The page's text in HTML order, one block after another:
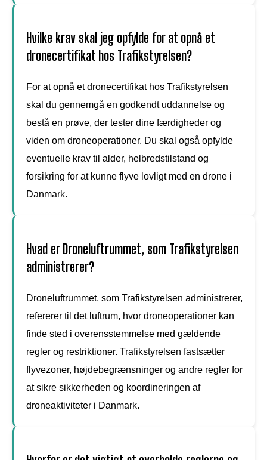
Hvilke krav skal jeg opfylde for at opnå et
dronecertifikat hos Trafikstyrelsen?
For at opnå et dronecertifikat hos Trafikstyrelsen
skal du gennemgå en godkendt uddannelse og
bestå en prøve, der tester dine færdigheder og
viden om droneoperationer. Du skal også opfylde
eventuelle krav til alder, helbredstilstand og
forsikring for at kunne flyve lovligt med en drone i
Danmark.
Hvad er Droneluftrummet, som Trafikstyrelsen
administrerer?
Droneluftrummet, som Trafikstyrelsen administrerer,
refererer til det luftrum, hvor droneoperationer kan
finde sted i overensstemmelse med gældende
regler og restriktioner. Trafikstyrelsen fastsætter
flyvezoner, højdebegrænsninger og andre regler for
at sikre sikkerheden og koordineringen af
droneaktiviteter i Danmark.